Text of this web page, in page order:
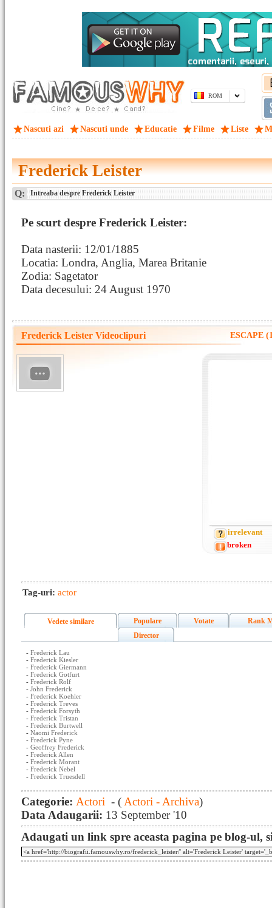
ROM
Nascuti azi Nascuti unde Educatie Filme Liste
Frederick Leister
Q: Intreaba despre Frederick Leister
Pe scurt despre Frederick Leister:
Data nasterii: 12/01/1885
Locatia: Londra, Anglia, Marea Britanie
Zodia: Sagetator
Data decesului: 24 August 1970
Frederick Leister Videoclipuri ESCAPE
irrelevant
broken
Tag-uri: actor
Vedete similare Populare Votate
Rank
Director
- Frederick Lau
- Frederick Kiesler
- Frederick Giermann
- Frederick Gotfurt
- Frederick Rolf
- John Frederick
- Frederick Koehler
- Frederick Treves
- Frederick Forsyth
- Frederick Tristan
- Frederick Burtwell
- Naomi Frederick
- Frederick Pyne
- Geoffrey Frederick
- Frederick Allen
- Frederick Morant
- Frederick Nebel
- Frederick Truesdell
Categorie: Actori - ( Actori - Archiva)
Data Adaugarii: 13 September '10
Adaugati un link spre aceasta pagina pe blog-ul,